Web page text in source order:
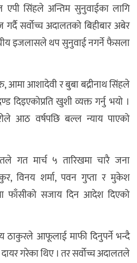
एपी सिंहले अन्तिम सुनुवाईका लागि
सर्वोच्च अदालतको बिहीबार अबेर
इजलासले थप सुनुवाई नगर्ने फैसला
आमा आशादेवी र बुबा बद्रीनाथ सिंहले
दिइएकोप्रति खुशी व्यक्त गर्नु भयो ।
आठ वर्षपछि बल्ल न्याय पाएको
गत मार्च ५ तारिखमा चारै जना
विनय शर्मा, पवन गुप्ता र मुकेश
फाँसीको सजाय दिन आदेश दिएको
ठाकुरले आफूलाई माफी दिनुपर्ने भन्दै
दायर गरेका थिए । तर सर्वोच्च अदालतले